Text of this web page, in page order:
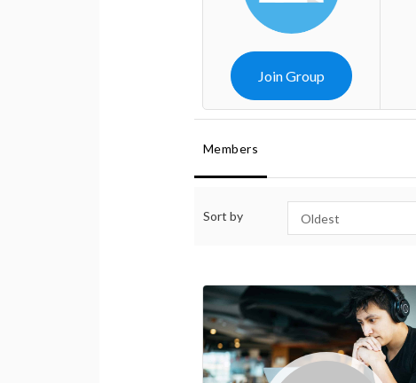
Join Group
Members
Sort by